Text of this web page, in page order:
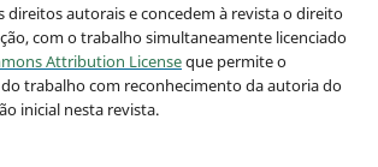
direitos autorais e concedem à revista o direito
com o trabalho simultaneamente licenciado
Attribution Licenseque permite o
trabalho com reconhecimento da autoria do
inicial nesta revista.